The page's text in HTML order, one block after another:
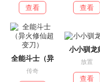
查看 查看
全能斗士（异
传奇
小小驯龙
放置
查看